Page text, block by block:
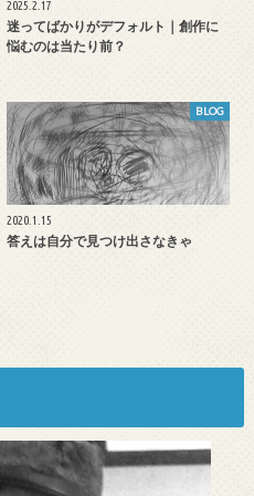
2025.2.17
迷ってばかりがデフォルト｜創作に
悩むのは当たり前？
BLOG
2020.1.15
答えは自分で見つけ出さなきゃ